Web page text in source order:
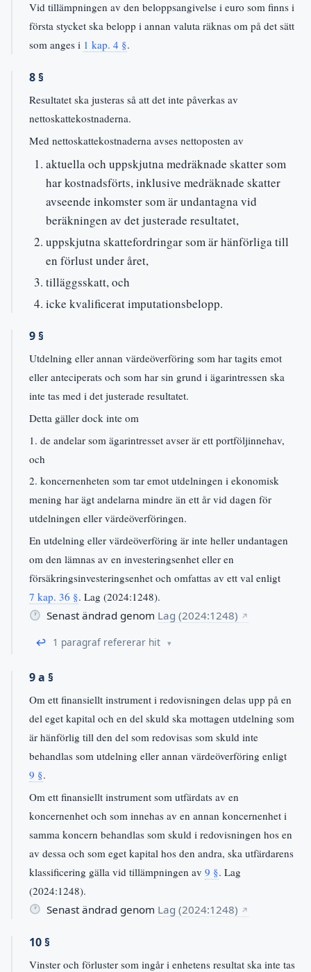
Vid tillämpningen av den beloppsangivelse i euro som finns i
första stycket ska belopp i annan valuta räknas om på det sätt
som anges i 1 kap. 4 §.
8 §
Resultatet ska justeras så att det inte påverkas av
nettoskattekostnaderna.
Med nettoskattekostnaderna avses nettoposten av
aktuella och uppskjutna medräknade skatter som
har kostnadsförts, inklusive medräknade skatter
avseende inkomster som är undantagna vid
beräkningen av det justerade resultatet,
uppskjutna skattefordringar som är hänförliga till
en förlust under året,
tilläggsskatt, och
icke kvalificerat imputationsbelopp.
9 §
Utdelning eller annan värdeöverföring som har tagits emot
eller anteciperats och som har sin grund i ägarintressen ska
inte tas med i det justerade resultatet.
Detta gäller dock inte om
1. de andelar som ägarintresset avser är ett portföljinnehav,
och
2. koncernenheten som tar emot utdelningen i ekonomisk
mening har ägt andelarna mindre än ett år vid dagen för
utdelningen eller värdeöverföringen.
En utdelning eller värdeöverföring är inte heller undantagen
om den lämnas av en investeringsenhet eller en
försäkringsinvesteringsenhet och omfattas av ett val enligt
7 kap. 36 §. Lag (2024:1248).
Senast ändrad genom Lag (2024:1248) ↗
↩ 1 paragraf refererar hit
9 a §
Om ett finansiellt instrument i redovisningen delas upp på en
del eget kapital och en del skuld ska mottagen utdelning som
är hänförlig till den del som redovisas som skuld inte
behandlas som utdelning eller annan värdeöverföring enligt
9 §.
Om ett finansiellt instrument som utfärdats av en
koncernenhet och som innehas av en annan koncernenhet i
samma koncern behandlas som skuld i redovisningen hos en
av dessa och som eget kapital hos den andra, ska utfärdarens
klassificering gälla vid tillämpningen av 9 §. Lag
(2024:1248).
Senast ändrad genom Lag (2024:1248) ↗
10 §
Vinster och förluster som ingår i enhetens resultat ska inte tas